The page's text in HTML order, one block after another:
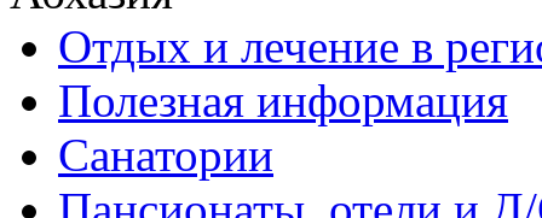
Отдых и лечение в
Полезная информация
Санатории